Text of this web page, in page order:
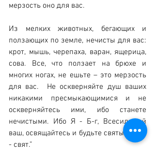
мерзость оно для вас.
Из мелких животных, бегающих и
ползающих по земле, нечисты для вас:
крот, мышь, черепаха, варан, ящерица,
сова. Все, что ползает на брюхе и
многих ногах, не ешьте – это мерзость
для вас.  Не оскверняйте душ ваших
никакими пресмыкающимися и не
оскверняйтесь ими, ибо станете
нечистыми. Ибо Я - Б-г, Всесильный
ваш, освящайтесь и будьте святы, ибо Я
- свят.”